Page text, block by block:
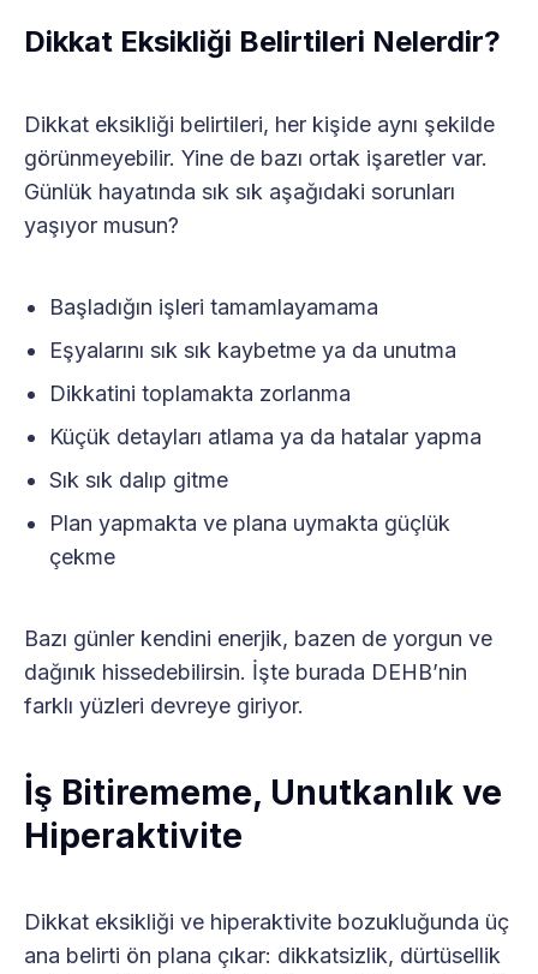
Dikkat Eksikliği Belirtileri Nelerdir?
Dikkat eksikliği belirtileri, her kişide aynı şekilde
görünmeyebilir. Yine de bazı ortak işaretler var.
Günlük hayatında sık sık aşağıdaki sorunları
yaşıyor musun?
Başladığın işleri tamamlayamama
Eşyalarını sık sık kaybetme ya da unutma
Dikkatini toplamakta zorlanma
Küçük detayları atlama ya da hatalar yapma
Sık sık dalıp gitme
Plan yapmakta ve plana uymakta güçlük
çekme
Bazı günler kendini enerjik, bazen de yorgun ve
dağınık hissedebilirsin. İşte burada DEHB’nin
farklı yüzleri devreye giriyor.
İş Bitirememe, Unutkanlık ve
Hiperaktivite
Dikkat eksikliği ve hiperaktivite bozukluğunda üç
ana belirti ön plana çıkar: dikkatsizlik, dürtüsellik